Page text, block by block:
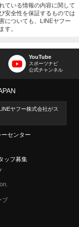
ている情報の内容に関して
安全性を保証するものでは
についても、LINEヤフー
す。
YouTube
スポーツナビ
公式チャンネル
ヤフー株式会社がス
センター
ッフ募集
ブ